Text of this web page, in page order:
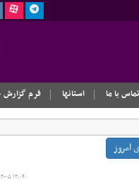
تماس با ما استانها فرم گزارش
امروز
۱۴۰۲-۱۲-